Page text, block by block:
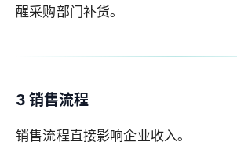
醒采购部门补货。
3 销售流程
销售流程直接影响企业收入。